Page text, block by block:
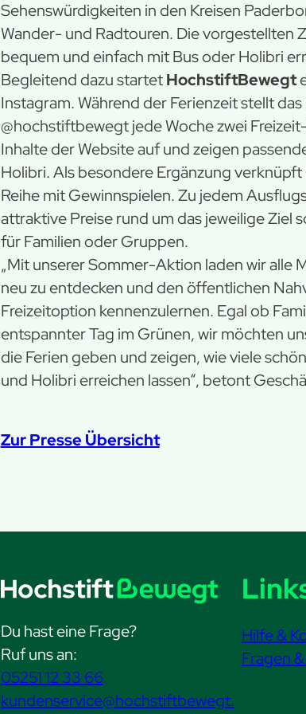
Sehenswürdigkeiten in den Kreisen
Wander- und Radtouren. Die vorgestellten
bequem und einfach mit Bus oder Holibri
Begleitend dazu startetHochstiftBewegt
Instagram. Während der Ferienzeit stellt
@hochstiftbewegt jede Woche zwei
Inhalte der Website auf und zeigen
Holibri. Als besondere Ergänzung verknüpft
Reihe mit Gewinnspielen. Zu jedem
attraktive Preise rund um das jeweilige Ziel
für Familien oder Gruppen.
„Mit unserer Sommer-Aktion laden wir alle
neu zu entdecken und den öffentlichen
Freizeitoption kennenzulernen. Egal ob
entspannter Tag im Grünen, wir möchten
die Ferien geben und zeigen, wie viele
und Holibri erreichen lassen“, betont
Zur Presse Übersicht
Du hast eine Frage?
Ruf uns an:
05251 12 33 66
kundenservice@hochstiftbewegt.
Hilfe &
Fragen